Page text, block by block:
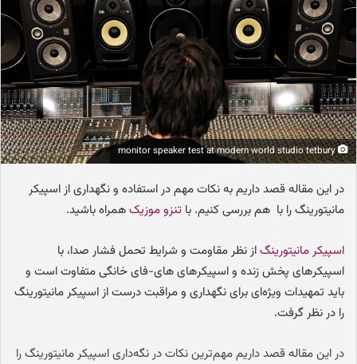
ب
ه
ا
م
ی
ل
monitor speaker test at modern world studio tetbury
در این مقاله قصد داریم به نکات مهم در استفاده و نگهداری از اسپیکر
مانیتورینگ را با هم بررسی کنیم. با تنزو موزیکهمراه باشید.
اسپیکر مانیتورینگاز نظر مقاومت و شرایط تحمل فشار صدا، با
اسپیکر‌های پخش زنده و اسپیکر‌های های-فای خانگی متفاوت است و
باید تمهیدات ویژه‌ای برای نگهداری و مراقبت درست از اسپیکر مانیتورینگ
را در نظر گرفت.
در این مقاله قصد داریم مهم‌ترین نکات در نگه‌داری اسپیکر مانیتورینگ را